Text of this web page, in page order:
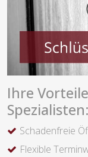
Ihre
Spezialisten:
Schadenfreie
Flexible